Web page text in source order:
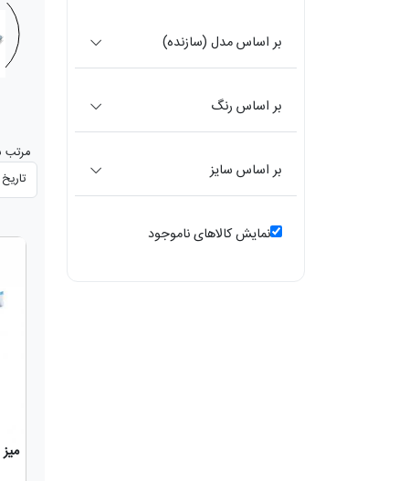
بر اساس مدل (سازنده)
بر اساس رنگ
بر اساس سایز
نمایش کالاهای ناموجود
مرتب